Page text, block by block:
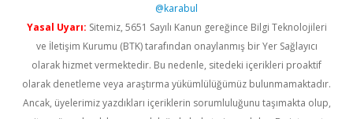
@karabul
Yasal Uyarı: Sitemiz, 5651 Sayılı Kanun gereğince Bilgi Teknolojileri
ve İletişim Kurumu (BTK) tarafından onaylanmış bir Yer Sağlayıcı
olarak hizmet vermektedir. Bu nedenle, sitedeki içerikleri proaktif
olarak denetleme veya araştırma yükümlülüğümüz bulunmamaktadır.
Ancak, üyelerimiz yazdıkları içeriklerin sorumluluğunu taşımakta olup,